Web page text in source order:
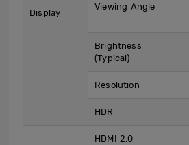
Display
Viewing Angle
Brightness
(Typical)
Resolution
HDR
HDMI 2.0